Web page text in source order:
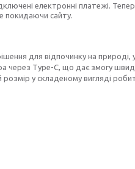
електронні платежі.
покидаючи сайту.
для відпочинку на природі,
через Type-C, що дає змогу
у складеному вигляді